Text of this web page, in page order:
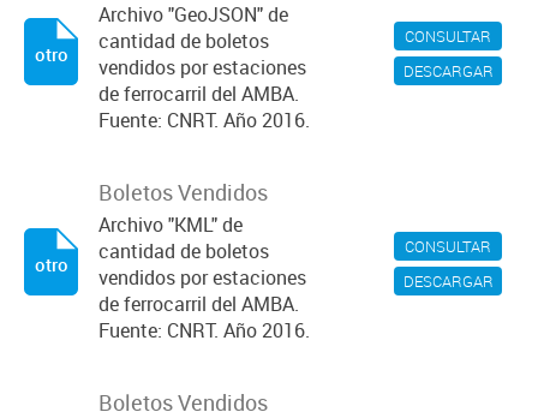
CONSULTAR
DESCARGAR
Archivo "GeoJSON" de
cantidad de boletos
vendidos por estaciones
de ferrocarril del AMBA.
Fuente: CNRT. Año 2016.
otro
CONSULTAR
DESCARGAR
Boletos Vendidos
Archivo "KML" de
cantidad de boletos
vendidos por estaciones
de ferrocarril del AMBA.
Fuente: CNRT. Año 2016.
otro
Boletos Vendidos